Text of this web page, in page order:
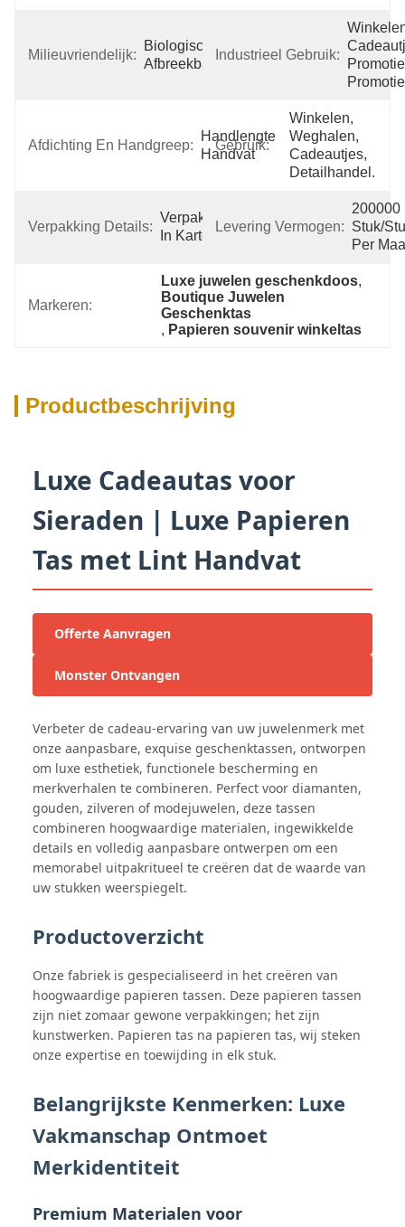
Milieuvriendelijk:
Biologisch
Afbreekbaar/recyclebaar
Industrieel Gebruik:
Afdichting En Handgreep:
Handlengte
Handvat
Gebruik:
Winkelen,
Weghalen,
Cadeautjes,
Detailhandel.
Verpakking Details:
Verpakking
In Karton
Levering Vermogen:
200000
Stuk/
Per
Markeren:
Luxe juwelen geschenkdoos,
Boutique Juwelen
Geschenktas
, Papieren souvenir winkeltas
Productbeschrijving
Luxe Cadeautas voor
Sieraden | Luxe Papieren
Tas met Lint Handvat
Offerte Aanvragen
Monster Ontvangen
Verbeter de cadeau-ervaring van uw juwelenmerk met
onze aanpasbare, exquise geschenktassen, ontworpen
om luxe esthetiek, functionele bescherming en
merkverhalen te combineren. Perfect voor diamanten,
gouden, zilveren of modejuwelen, deze tassen
combineren hoogwaardige materialen, ingewikkelde
details en volledig aanpasbare ontwerpen om een
memorabel uitpakritueel te creëren dat de waarde van
uw stukken weerspiegelt.
Productoverzicht
Onze fabriek is gespecialiseerd in het creëren van
hoogwaardige papieren tassen. Deze papieren tassen
zijn niet zomaar gewone verpakkingen; het zijn
kunstwerken. Papieren tas na papieren tas, wij steken
onze expertise en toewijding in elk stuk.
Belangrijkste Kenmerken: Luxe
Vakmanschap Ontmoet
Merkidentiteit
Premium Materialen voor